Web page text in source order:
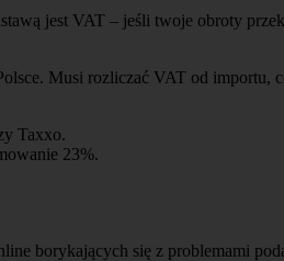
jest VAT – jeśli twoje obroty
Musi rozliczać VAT od
Taxxo.
23%.
borykających się z problemami